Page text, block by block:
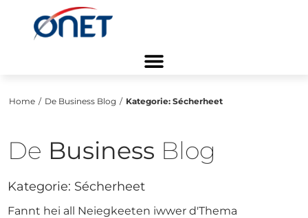
Home / De Business Blog / Kategorie:Sécherheet
De Business Blog
Kategorie: Sécherheet
Fannt hei all Neiegkeeten iwwer d'Thema